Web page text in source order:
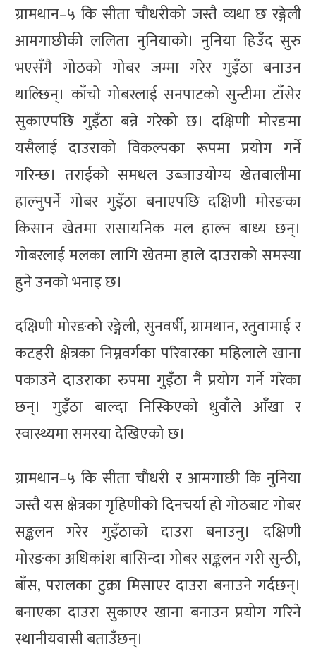
ग्रामथान–५ कि सीता चौधरीको जस्तै व्यथा छ रङ्गेली
आमगाछीकी ललिता नुनियाको। नुनिया हिउँद सुरु
भएसँगै गोठको गोबर जम्मा गरेर गुइँठा बनाउन
थाल्छिन्। काँचो गोबरलाई सनपाटको सुन्टीमा टाँसेर
सुकाएपछि गुइँठा बन्ने गरेको छ। दक्षिणी मोरङमा
यसैलाई दाउराको विकल्पका रूपमा प्रयोग गर्ने
गरिन्छ। तराईको समथल उब्जाउयोग्य खेतबालीमा
हाल्नुपर्ने गोबर गुइँठा बनाएपछि दक्षिणी मोरङका
किसान खेतमा रासायनिक मल हाल्न बाध्य छन्।
गोबरलाई मलका लागि खेतमा हाले दाउराको समस्या
हुने उनको भनाइ छ।
दक्षिणी मोरङको रङ्गेली, सुनवर्षी, ग्रामथान, रतुवामाई र
कटहरी क्षेत्रका निम्नवर्गका परिवारका महिलाले खाना
पकाउने दाउराका रुपमा गुइँठा नै प्रयोग गर्ने गरेका
छन्। गुइँठा बाल्दा निस्किएको धुवाँले आँखा र
स्वास्थ्यमा समस्या देखिएको छ।
ग्रामथान–५ कि सीता चौधरी र आमगाछी कि नुनिया
जस्तै यस क्षेत्रका गृहिणीको दिनचर्या हो गोठबाट गोबर
सङ्कलन गरेर गुइँठाको दाउरा बनाउनु। दक्षिणी
मोरङका अधिकांश बासिन्दा गोबर सङ्कलन गरी सुन्ठी,
बाँस, परालका टुक्रा मिसाएर दाउरा बनाउने गर्दछन्।
बनाएका दाउरा सुकाएर खाना बनाउन प्रयोग गरिने
स्थानीयवासी बताउँछन्।